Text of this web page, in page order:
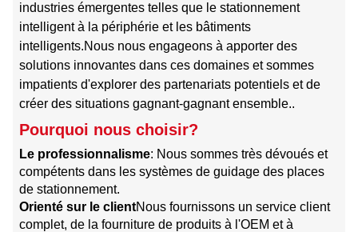
industries émergentes telles que le stationnement
intelligent à la périphérie et les bâtiments
intelligents.Nous nous engageons à apporter des
solutions innovantes dans ces domaines et sommes
impatients d'explorer des partenariats potentiels et de
créer des situations gagnant-gagnant ensemble..
Pourquoi nous choisir?
Le professionnalisme: Nous sommes très dévoués et
compétents dans les systèmes de guidage des places
de stationnement.
Orienté sur le clientNous fournissons un service client
complet, de la fourniture de produits à l'OEM et à